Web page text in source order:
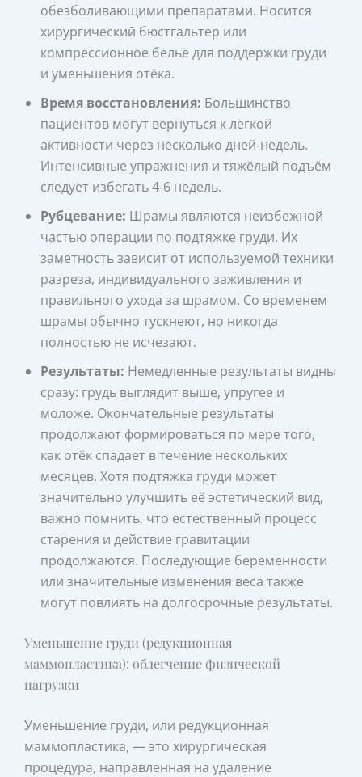
обезболивающими препаратами. Носится
хирургический бюстгальтер или
компрессионное бельё для поддержки груди
и уменьшения отёка.
Время восстановления: Большинство
пациентов могут вернуться к лёгкой
активности через несколько дней‑недель.
Интенсивные упражнения и тяжёлый подъём
следует избегать 4‑6 недель.
Рубцевание: Шрамы являются неизбежной
частью операции по подтяжке груди. Их
заметность зависит от используемой техники
разреза, индивидуального заживления и
правильного ухода за шрамом. Со временем
шрамы обычно тускнеют, но никогда
полностью не исчезают.
Результаты: Немедленные результаты видны
сразу: грудь выглядит выше, упругее и
моложе. Окончательные результаты
продолжают формироваться по мере того,
как отёк спадает в течение нескольких
месяцев. Хотя подтяжка груди может
значительно улучшить её эстетический вид,
важно помнить, что естественный процесс
старения и действие гравитации
продолжаются. Последующие беременности
или значительные изменения веса также
могут повлиять на долгосрочные результаты.
Уменьшение груди (редукционная
маммопластика): облегчение физической
нагрузки
Уменьшение груди, или редукционная
маммопластика, — это хирургическая
процедура, направленная на удаление